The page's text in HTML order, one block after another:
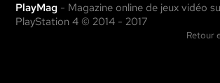
PlayMag - Magazine online de jeux vidéo
PlayStation 4 © 2014 - 2017
Retour